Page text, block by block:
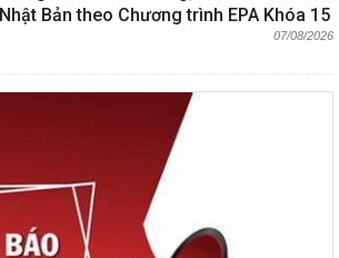
Bản theo Chương trình EPA Khóa 15
07/08/2026